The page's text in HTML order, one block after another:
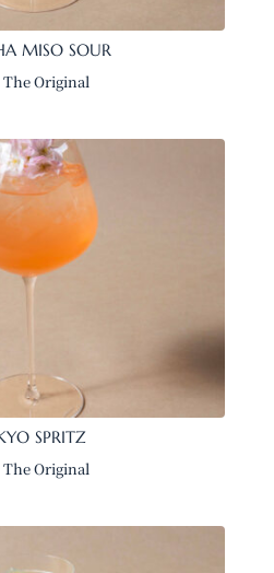
MISO SOUR
The Original
SPRITZ
The Original